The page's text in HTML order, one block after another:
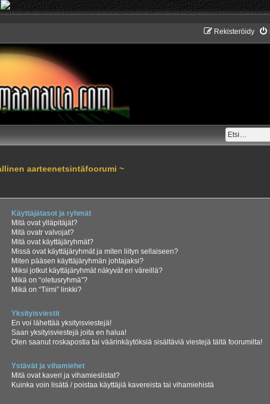
Rekisteröidy
aarteenetsintäfoorumi ~
Käyttäjätasot ja ryhmät
Mitä ovat ylläpitäjät?
Mitä ovatr valvojat?
Mitä ovat käyttäjäryhmät?
Missä ovat käyttäjäryhmät ja miten liityn sellaiseen?
Miten pääsen käyttäjäryhmän johtajaksi?
Miksi jotkut käyttäjäryhmät näkyvät eri väreillä?
Mikä on “oletusryhmä”?
Mikä on “Tiimi” linkki?
Yksityisviestit
En voi lähettää yksityisviestejä!
Saan yksityisviestejä joita en halua!
Olen saanut roskapostia tai väärinkäytöksiä sisältäviä viestejä tältä foorumilta!
Ystävät ja vihamiehet
Mitä ovat kaveri ja vihamieslistat?
Kuinka voin lisätä / poistaa käyttäjiä kavereista tai vihamiehistä